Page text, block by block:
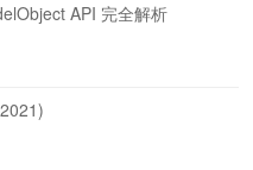
API 完全解析